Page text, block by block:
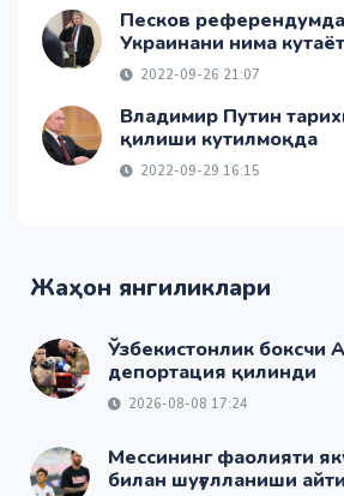
Песков
Украинани нима
2022-09-26 21:07
Владимир Путин
қилиши кутилмоқда
2022-09-29 16:15
Жаҳон янгиликлари
Ўзбекистонлик боксчи
депортация қилинди
2026-08-08 17:24
Мессининг фаолияти
билан шуғулланиши